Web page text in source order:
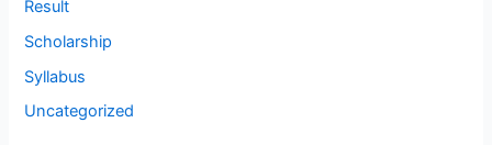
Result
Scholarship
Syllabus
Uncategorized